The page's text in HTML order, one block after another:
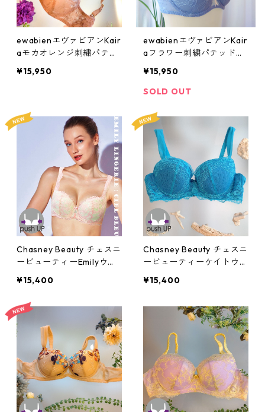
ewabienエヴァビアンKair
aモカオレンジ刺繍パテッ
¥15,950
ewabienエヴァビアンKair
aフラワー刺繍パテッドブ
¥15,950
SOLD OUT
Chasney Beauty チェスニ
ービューティーEmilyウエ
al3180151pi
¥15,400
Chasney Beauty チェスニ
ービューティーケイトウエ
al3175151cn
¥15,400